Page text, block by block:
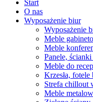
Start
O nas
Wyposażenie biur
Wyposażenie
Meble
Meble
Panele,
Meble do
Krzesła,
Strefa chillout
Meble